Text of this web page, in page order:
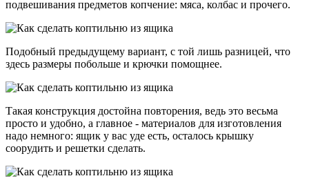
подвешивания предметов копчение: мяса, колбас и прочего.
Подобный предыдущему вариант, с той лишь разницей, что
здесь размеры побольше и крючки помощнее.
Такая конструкция достойна повторения, ведь это весьма
просто и удобно, а главное - материалов для изготовления
надо немного: ящик у вас уде есть, осталось крышку
соорудить и решетки сделать.